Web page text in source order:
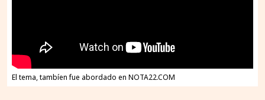
El tema, tambíen fue abordado en NOTA22.COM